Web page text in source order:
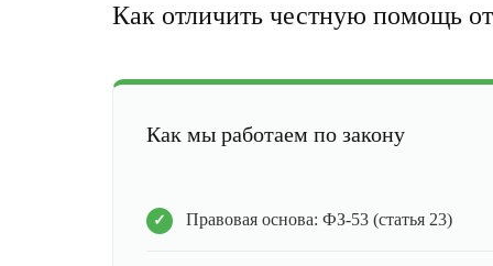
Как отличить честную помощь
Как мы работаем по закону
Правовая основа: ФЗ-53 (статья 23)